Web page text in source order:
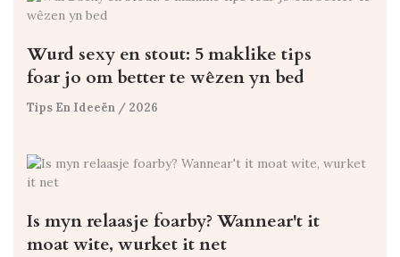
Wurd sexy en stout: 5 maklike tips
foar jo om better te wêzen yn bed
Tips En Ideeën / 2026
Is myn relaasje foarby? Wannear't it
moat wite, wurket it net